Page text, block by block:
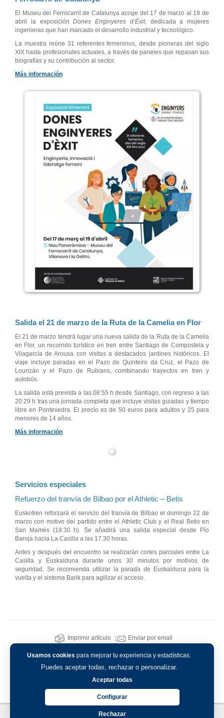
Usamos cookies para mejorar tu experiencia y estadísticas.
Puedes aceptar todas, rechazar o personalizar.
Aceptar todas
Configurar
Rechazar
El Museu del Ferrocarril de Catalunya acoge del 17 de marzo al 19 de
abril la exposiciónDones Enginyeres d’Èxit, dedicada a mujeres
ingenieras que han marcado el desarrollo industrial y tecnológico.
La muestra reúne 31 referentes femeninos, desde pioneras del siglo
XIX hasta profesionales actuales, a través de paneles que repasan sus
biografías y su contribución al sector.
Más información
Salida el 21 de marzo de la Ruta de la Camelia en Flor
El 21 de marzo tendrá lugar una nueva salida de la Ruta de la Camelia
en Flor, un recorrido turístico en tren entre Santiago de Compostela y
Vilagarcía de Arousa con visitas a destacados jardines históricos. El
viaje incluye paradas en el Pazo de Quinteiro da Cruz, el Pazo de
Lourizán y el Pazo de Rubians, combinando trayectos en tren y
autobús.
La salida está prevista a las 08:55 h desde Santiago, con regreso a las
20:29 h tras una jornada completa que incluye visitas guiadas y tiempo
libre en Pontevedra. El precio es de 50 euros para adultos y 25 para
menores de 14 años.
Más información
Servicios especiales
Refuerzo del tranvía de Bilbao por el Athletic – Betis
Euskotren reforzará el servicio del tranvía de Bilbao el domingo 22 de
marzo con motivo del partido entre el Athletic Club y el Real Betis en
San Mamés (18:30 h). Se añadirá una salida especial desde Pío
Baroja hacia La Casilla a las 17:30 horas.
Antes y después del encuentro se realizarán cortes parciales entre La
Casilla y Euskalduna durante unos 30 minutos por motivos de
seguridad. Se recomienda utilizar la parada de Euskalduna para la
vuelta y el sistema Barik para agilizar el acceso.
Imprimir artículo Enviar por email